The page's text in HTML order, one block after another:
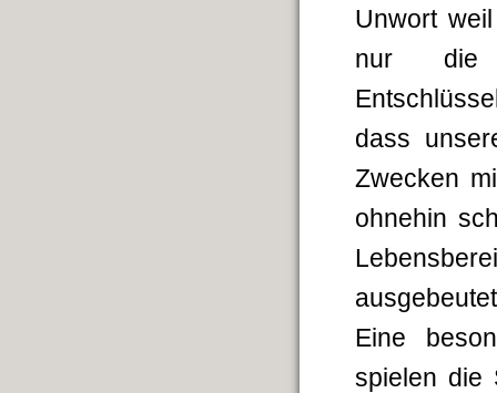
Unwort
nur die
dass
Zwecken
ohnehin
Eine
spielen die